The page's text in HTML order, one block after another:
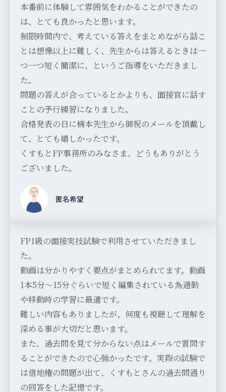
本番前に体験して雰囲気をわかることができたの
は、とても良かったと思います。
制限時間内で、考えている答えをまとめながら話こ
とは想像以上に難しく、先生からは答えるときは一
つ一つ短く簡潔に、というご指導をいただきまし
た。
問題の答えが合っているとかよりも、面接官に話す
ことの予行練習になりました。
合格発表の日に楠本先生から御祝のメールを頂戴し
て、とても嬉しかったです。
くすもとFP事務所のみなさま、どうもありがとう
ございました。
匿名希望
FP1級の面接実技試験で利用させていただきまし
た。
動画は分かりやすく要点がまとめられてます。動画
1本5分〜15分ぐらいで短く編集されている為通勤
や移動時の学習に最適です。
難しい内容もありましたが、何度も視聴して理解を
深める事が大切だと思います。
また、過去問を見て分からない点はメールで質問す
ることができたので心強かったです。実際の試験で
は借地権の問題が出て、くすもとさんの過去問通り
の回答をした記憶です。